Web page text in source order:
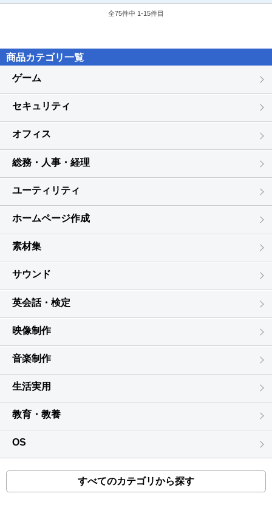
全75件中 1-15件目
商品カテゴリ一覧
ゲーム
セキュリティ
オフィス
総務・人事・経理
ユーティリティ
ホームページ作成
素材集
サウンド
英会話・検定
映像制作
音楽制作
生活実用
教育・教養
OS
すべてのカテゴリから探す